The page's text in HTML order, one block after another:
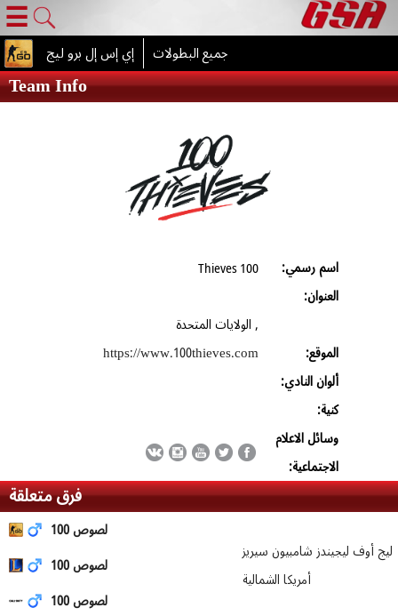
☰
إي إس إل برو ليج جميع البطولات
Team Info
اسم رسمي: 100 Thieves
العنوان:
, الولايات المتحدة
الموقع:
https://www.100thieves.com
ألوان النادي:
كنية:
وسائل الاعلام
الاجتماعية:
فرق متعلقة
100 لصوص
100 لصوص
ليج أوف ليجيندز شامبيون سيريز
أمريكا الشمالية
100 لصوص